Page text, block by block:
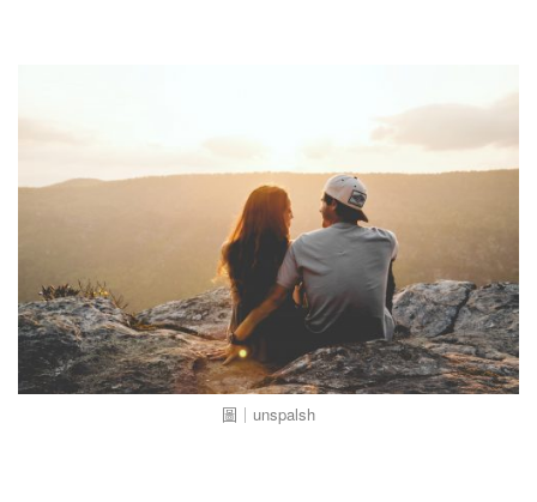
圖｜unspalsh